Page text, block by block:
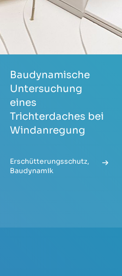
Baudynamische
Untersuchung
eines
Trichterdaches bei
Windanregung
Erschütterungsschutz,
Baudynamik